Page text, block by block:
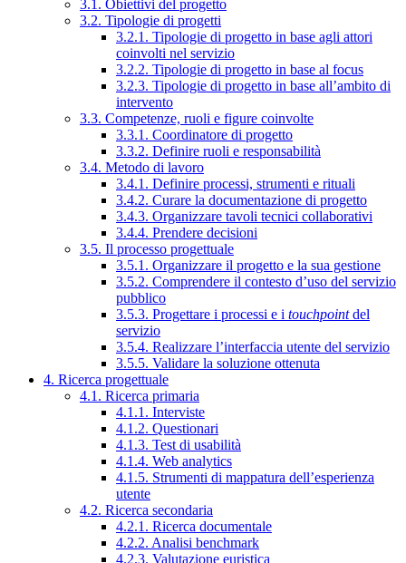
3.1. Obiettivi del progetto
3.2. Tipologie di progetti
3.2.1. Tipologie di progetto in base agli attori
coinvolti nel servizio
3.2.2. Tipologie di progetto in base al focus
3.2.3. Tipologie di progetto in base all’ambito di
intervento
3.3. Competenze, ruoli e figure coinvolte
3.3.1. Coordinatore di progetto
3.3.2. Definire ruoli e responsabilità
3.4. Metodo di lavoro
3.4.1. Definire processi, strumenti e rituali
3.4.2. Curare la documentazione di progetto
3.4.3. Organizzare tavoli tecnici collaborativi
3.4.4. Prendere decisioni
3.5. Il processo progettuale
3.5.1. Organizzare il progetto e la sua gestione
3.5.2. Comprendere il contesto d’uso del servizio
pubblico
3.5.3. Progettare i processi e i touchpointdel
servizio
3.5.4. Realizzare l’interfaccia utente del servizio
3.5.5. Validare la soluzione ottenuta
4. Ricerca progettuale
4.1. Ricerca primaria
4.1.1. Interviste
4.1.2. Questionari
4.1.3. Test di usabilità
4.1.4. Web analytics
4.1.5. Strumenti di mappatura dell’esperienza
utente
4.2. Ricerca secondaria
4.2.1. Ricerca documentale
4.2.2. Analisi benchmark
4.2.3. Valutazione euristica